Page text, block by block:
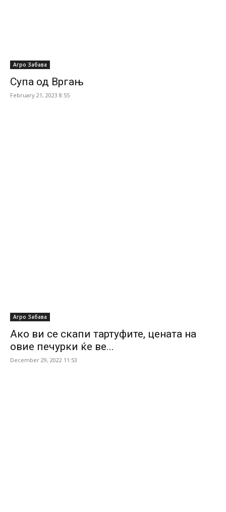
Агро Забава
Супа од Вргањ
February 21, 2023 8:55
Агро Забава
Ако ви се скапи тартуфите, цената на
овие печурки ќе ве...
December 29, 2022 11:53